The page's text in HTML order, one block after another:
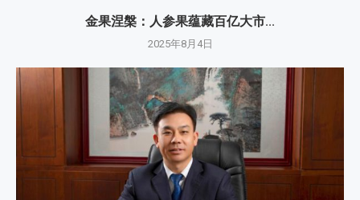
金果涅槃：人参果蕴藏百亿大市...
2025年8月4日